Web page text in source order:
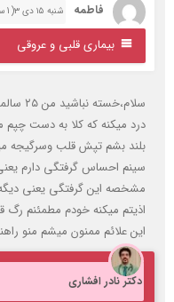
فاطمه شنبه ۱۵ دی ۳( 1 سال پیش)
بیماری قلبی و عروقی
سلام،خسته
میکنه که کلا به دست چپم منتقل
بشم تپش قلب وسرگیجه
احساس گرفتگی دارم یعنی
این گرفتگی یعنی دیگه
میکنه خودم مطمئنم رگ قلبم
علائم ممنون میشم منو راهنمایی
دکتر نادر افشاری